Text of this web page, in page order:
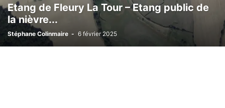
Etang de Fleury La Tour – Etang public de
la nièvre...
Stéphane Colinmaire - 6 février 2025